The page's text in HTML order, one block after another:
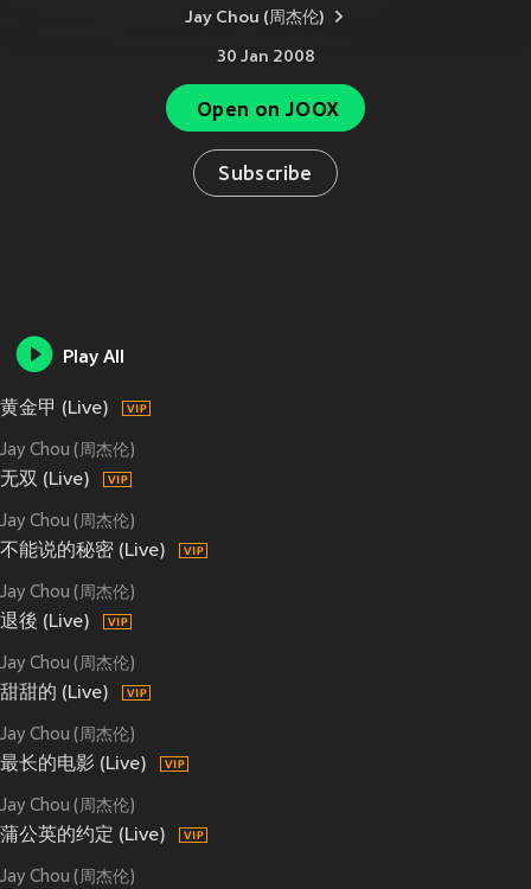
Jay Chou (周杰伦)
30 Jan 2008
Open on JOOX
Subscribe
Play All
黄金甲 (Live)
Jay Chou (周杰伦)
无双 (Live)
Jay Chou (周杰伦)
不能说的秘密 (Live)
Jay Chou (周杰伦)
退後 (Live)
Jay Chou (周杰伦)
甜甜的 (Live)
Jay Chou (周杰伦)
最长的电影 (Live)
Jay Chou (周杰伦)
蒲公英的约定 (Live)
Jay Chou (周杰伦)